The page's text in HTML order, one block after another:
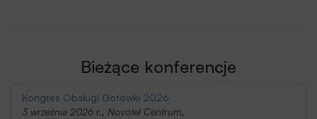
Bieżące konferencje
Kongres Obsługi Gotówki 2026
3 września 2026 r., Novotel Centrum,